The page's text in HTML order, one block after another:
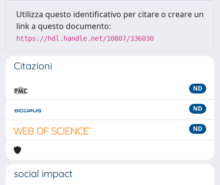
Utilizza questo identificativo per citare o creare un
link a questo documento:
https://hdl.handle.net/10807/336030
Citazioni
ND
ND
ND
social impact